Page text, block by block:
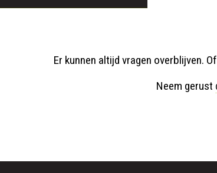
Er kunnen altijd vragen overblijven.
Neem gerust